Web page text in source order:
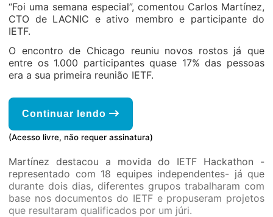
“Foi uma semana especial”, comentou Carlos Martínez,
CTO de LACNIC e ativo membro e participante do
IETF.
O encontro de Chicago reuniu novos rostos já que
entre os 1.000 participantes quase 17% das pessoas
era a sua primeira reunião IETF.
Continuar lendo
(Acesso livre, não requer assinatura)
Martínez destacou a movida do IETF Hackathon -
representado com 18 equipes independentes- já que
durante dois dias, diferentes grupos trabalharam com
base nos documentos do IETF e propuseram projetos
que resultaram qualificados por um júri.